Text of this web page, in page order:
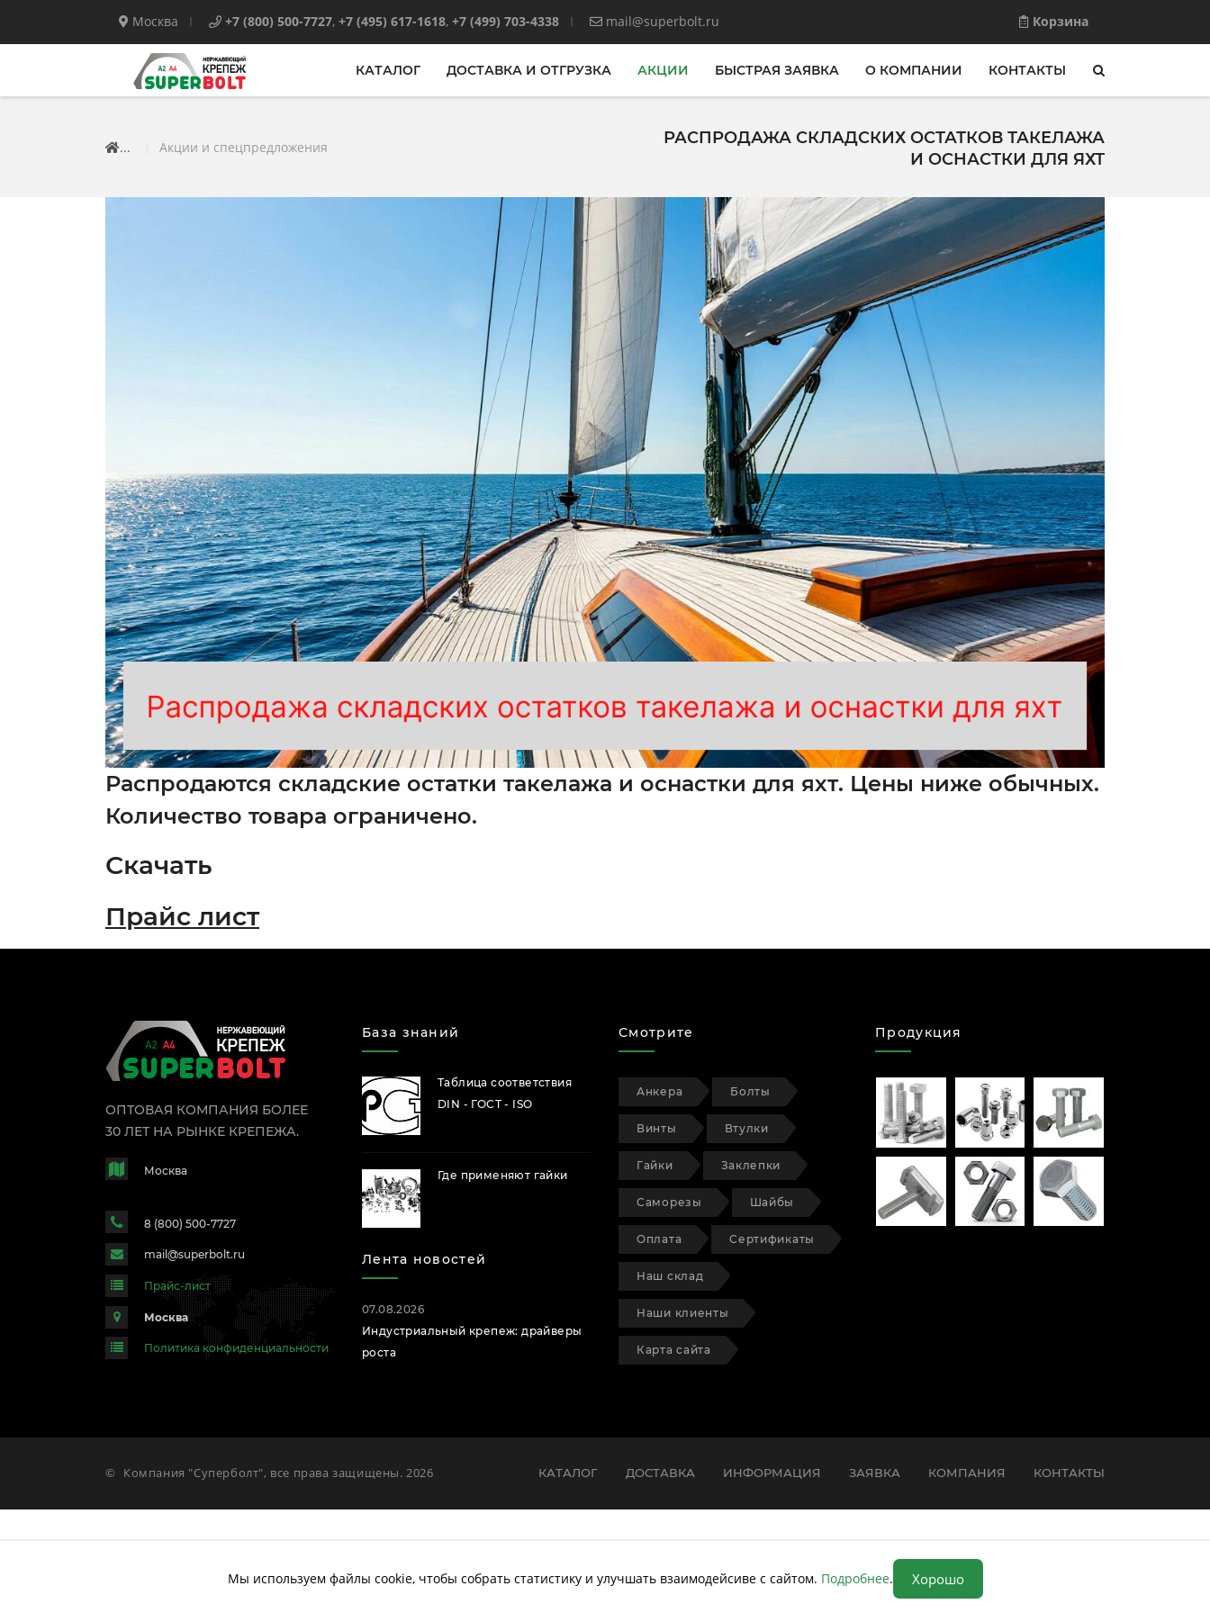
Москва +7 (800) 500-7727, +7 (495) 617-1618, +7 (499) 703-4338 mail@superbolt.ru Корзина
КАТАЛОГ ДОСТАВКА И ОТГРУЗКА АКЦИИ БЫСТРАЯ ЗАЯВКА О КОМПАНИИ КОНТАКТЫ
... Акции и спецпредложения
РАСПРОДАЖА СКЛАДСКИХ ОСТАТКОВ ТАКЕЛАЖА
И ОСНАСТКИ ДЛЯ ЯХТ
Распродаются складские остатки такелажа и оснастки для яхт. Цены ниже обычных.
Количество товара ограничено.
Скачать
Прайс лист
ОПТОВАЯ КОМПАНИЯ БОЛЕЕ
30 ЛЕТ НА РЫНКЕ КРЕПЕЖА.
Москва
8 (800) 500-7727
mail@superbolt.ru
Прайс-лист
Москва
Политика конфиденциальности
База знаний
Таблица соответствия
DIN - ГОСТ - ISO
Где применяют гайки
Лента новостей
07.08.2026
Индустриальный крепеж: драйверы
роста
Смотрите
Анкера Болты
Винты Втулки
Гайки Заклепки
Саморезы Шайбы
Оплата Сертификаты
Наш склад
Наши клиенты
Карта сайта
Продукция
© Компания "Суперболт", все права защищены. 2026 КАТАЛОГ ДОСТАВКА ИНФОРМАЦИЯ ЗАЯВКА КОМПАНИЯ КОНТАКТЫ
Мы используем файлы cookie, чтобы собрать статистику и улучшать взаимодейсиве с сайтом. Подробнее. Хорошо